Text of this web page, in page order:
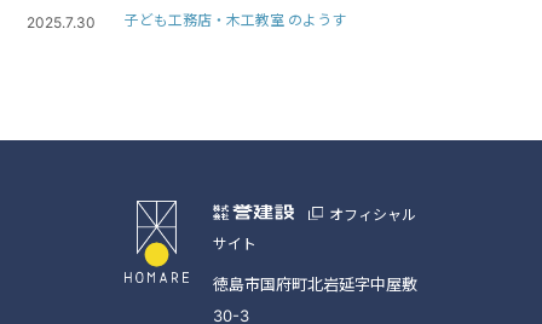
2025.7.30 子ども工務店・木工教室 のようす
オフィシャル
サイト
徳島市国府町北岩延字中屋敷
30-3